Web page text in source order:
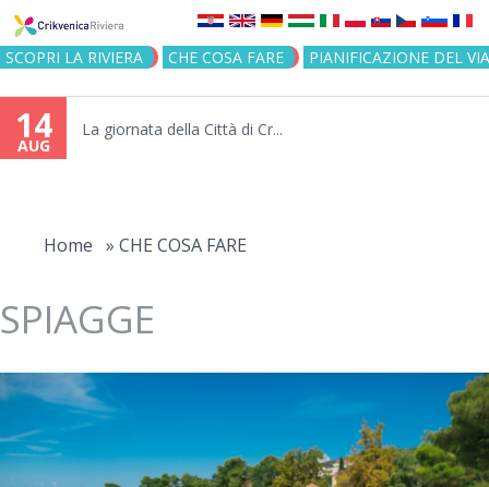
Jump to navigation
SCOPRI LA RIVIERA CHE COSA FARE PIANIFICAZIONE DEL
14
AUG
La giornata della Città di Cr...
Home » CHE COSA FARE
SPIAGGE